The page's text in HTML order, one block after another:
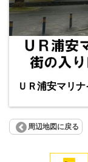
ＵＲ浦安マリ
周辺地図に戻る